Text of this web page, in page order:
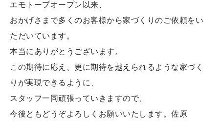
エモトープオープン以来、
おかげさまで多くのお客様から家づくりのご依頼をい
ただいています。
本当にありがとうございます。
この期待に応え、更に期待を越えられるような家づく
りが実現できるように、
スタッフ一同頑張っていきますので、
今後ともどうぞよろしくお願いいたします。佐原